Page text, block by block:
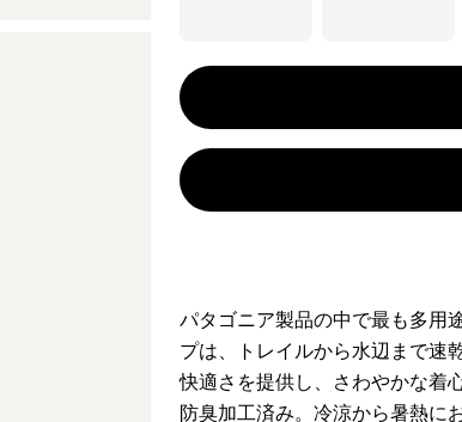
パタゴニア製品の中で最も多用
プは、トレイルから水辺まで速
快適さを提供し、さわやかな着
防臭加工済み。冷涼から暑熱に